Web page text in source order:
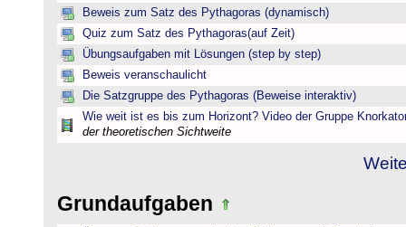
Beweis zum Satz des Pythagoras (dynamisch)
Quiz zum Satz des Pythagoras(auf Zeit)
Übungsaufgaben mit Lösungen (step by step)
Beweis veranschaulicht
Die Satzgruppe des Pythagoras (Beweise interaktiv)
Wie weit ist es bis zum Horizont? Video der Gruppe
der theoretischen Sichtweite
Grundaufgaben